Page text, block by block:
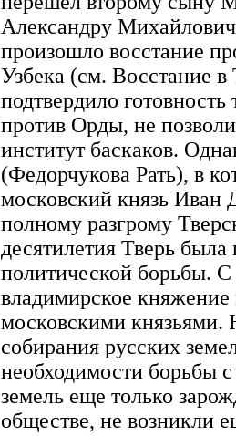
Александру
произошло восстание
Узбека (см. Восстание
подтвердило
против Орды, не
институт баскаков.
(Федорчукова Рать), в
московский князь Иван
полному разгрому
десятилетия Тверь
политической борьбы. С
владимирское княжение
московскими князьями.
собирания русских
необходимости борьбы
земель еще только
обществе, не возникли